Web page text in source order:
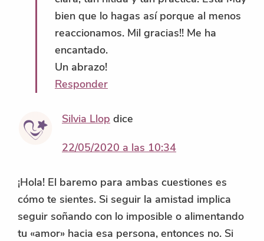
bien que lo hagas así porque al menos
reaccionamos. Mil gracias!! Me ha
encantado.
Un abrazo!
Responder
Silvia Llop dice
22/05/2020 a las 10:34
¡Hola! El baremo para ambas cuestiones es
cómo te sientes. Si seguir la amistad implica
seguir soñando con lo imposible o alimentando
tu «amor» hacia esa persona, entonces no. Si